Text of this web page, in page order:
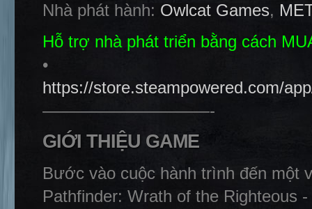
Nhà phát hành: Owlcat Games,
Hỗ trợ nhà phát triển bằng cách
•
https://store.steampowered.com/
——————————-
GIỚI THIỆU GAME
Bước vào cuộc hành trình đến một
Pathfinder: Wrath of the